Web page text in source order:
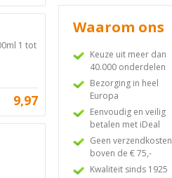
1 tot
9,97
Waarom ons
Keuze uit meer dan
40.000 onderdelen
Bezorging in heel
Europa
Eenvoudig en veilig
betalen met iDeal
Geen verzendkosten
boven de € 75,-
Kwaliteit sinds 1925